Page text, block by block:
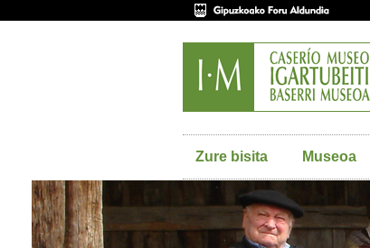
Zure bisita Museoa